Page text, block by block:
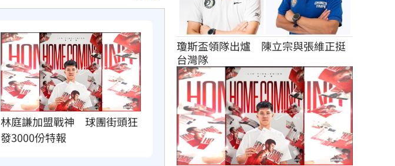
林庭謙加盟戰神　球團街頭狂
發3000份特報
瓊斯盃領隊出爐　陳立宗與張維正挺
台灣隊